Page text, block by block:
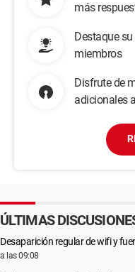
más
Destaque
miembros
Disfrute de
adicionales
ÚLTIMAS
Desaparición regular de wifi y
a las 09:08